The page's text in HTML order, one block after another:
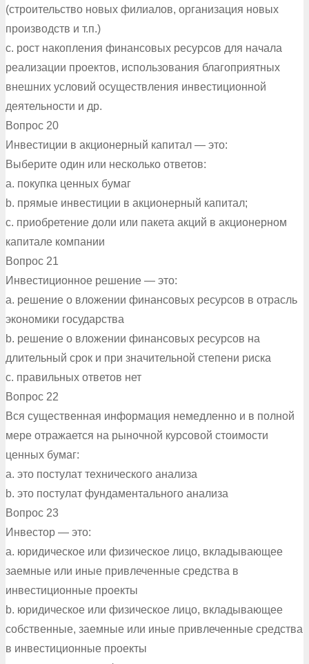
(строительство новых филиалов, организация новых
производств и т.п.)
c. рост накопления финансовых ресурсов для начала
реализации проектов, использования благоприятных
внешних условий осуществления инвестиционной
деятельности и др.
Вопрос 20
Инвестиции в акционерный капитал — это:
Выберите один или несколько ответов:
a. покупка ценных бумаг
b. прямые инвестиции в акционерный капитал;
c. приобретение доли или пакета акций в акционерном
капитале компании
Вопрос 21
Инвестиционное решение — это:
a. решение о вложении финансовых ресурсов в отрасль
экономики государства
b. решение о вложении финансовых ресурсов на
длительный срок и при значительной степени риска
c. правильных ответов нет
Вопрос 22
Вся существенная информация немедленно и в полной
мере отражается на рыночной курсовой стоимости
ценных бумаг:
a. это постулат технического анализа
b. это постулат фундаментального анализа
Вопрос 23
Инвестор — это:
a. юридическое или физическое лицо, вкладывающее
заемные или иные привлеченные средства в
инвестиционные проекты
b. юридическое или физическое лицо, вкладывающее
собственные, заемные или иные привлеченные средства
в инвестиционные проекты